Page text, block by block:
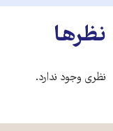
نظرها
نظری وجود ندارد.